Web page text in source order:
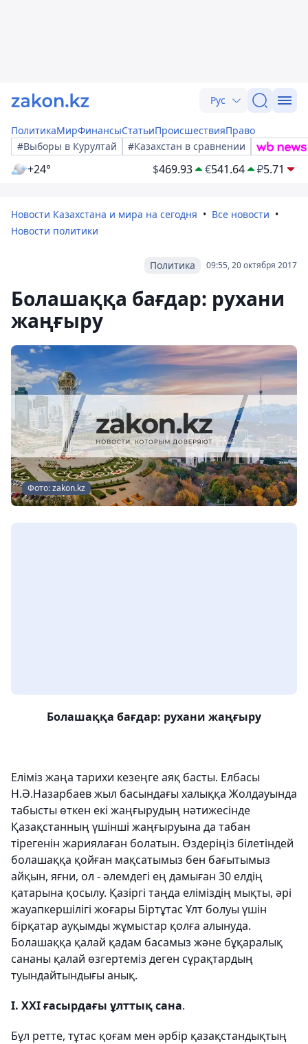
Рус
ПолитикаМирФинансыСтатьиПроисшествияПраво
#Выборы в Курултай
#Казахстан в сравнении
+24° $469.93 €541.64 ₽5.71
Новости Казахстана и мира на сегодня
Все новости
Новости политики
09:55, 20 октября 2017
Политика
Болашаққа бағдар: рухани
жаңғыру
Фото: zakon.kz
Болашаққа бағдар: рухани жаңғыру
Еліміз жаңа тарихи кезеңге аяқ басты. Елбасы
Н.Ə.Назарбаев жыл басындағы халыққа Жолдауында
табысты өткен екі жаңғырудың нəтижесінде
Қазақстанның үшінші жаңғыруына да табан
тірегенін жариялаған болатын. Өздеріңіз білетіндей
болашаққа қойған мақсатымыз бен бағытымыз
айқын, яғни, ол - әлемдегі ең дамыған 30 елдің
қатарына қосылу. Қазіргі таңда еліміздің мықты, әрі
жауапкершілігі жоғары Біртұтас Ұлт болуы үшін
бірқатар ауқымды жұмыстар қолға алынуда.
Болашаққа қалай қадам басамыз және бұқаралық
сананы қалай өзгертеміз деген сұрақтардың
туындайтындығы анық.
I. ХХІ ғасырдағы ұлттық сана.
Бұл ретте, тұтас қоғам мен әрбір қазақстандықтың